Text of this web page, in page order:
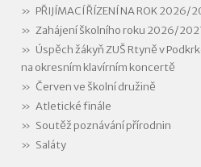
PŘIJÍMACÍ ŘÍZENÍ NA ROK 2026/
Zahájení školního roku 2026/
Úspěch žákyň ZUŠ Rtyně v
na okresním klavírním koncertě
Červen ve školní družině
Atletické finále
Soutěž poznávání přírodnin
Saláty